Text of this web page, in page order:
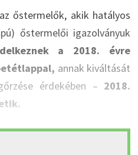
őstermelők, akik hatályos
őstermelői igazolványuk
a 2018. évre
annak kiváltását
érdekében – 2018.